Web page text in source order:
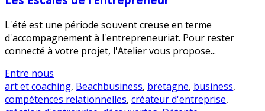
L'été est une période souvent creuse en terme
d'accompagnement à l'entrepreneuriat. Pour rester
connecté à votre projet, l'Atelier vous propose...
Entre nous
art et coaching, Beachbusiness, bretagne, business,
compétences relationnelles, créateur d'entreprise,